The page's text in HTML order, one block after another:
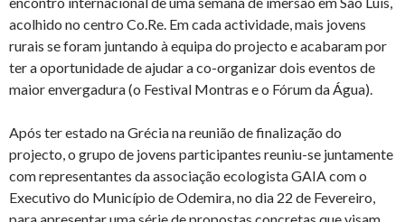
acolhido no centro Co.Re. Em cada actividade, mais jovens
rurais se foram juntando à equipa do projecto e acabaram por
ter a oportunidade de ajudar a co-organizar dois eventos de
maior envergadura (o Festival Montras e o Fórum da Água).
Após ter estado na Grécia na reunião de finalização do
projecto, o grupo de jovens participantes reuniu-se juntamente
com representantes da associação ecologista GAIA com o
Executivo do Município de Odemira, no dia 22 de Fevereiro,
para apresentar uma série de propostas concretas que visam